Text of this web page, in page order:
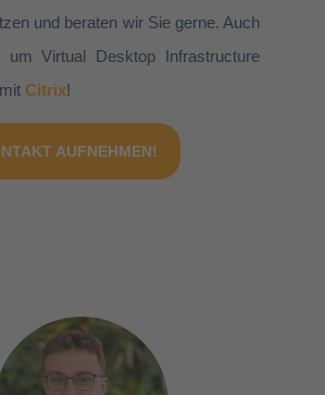
und beraten wir Sie gerne. Auch
um Virtual Desktop Infrastructure
Citrix!
AUFNEHMEN!